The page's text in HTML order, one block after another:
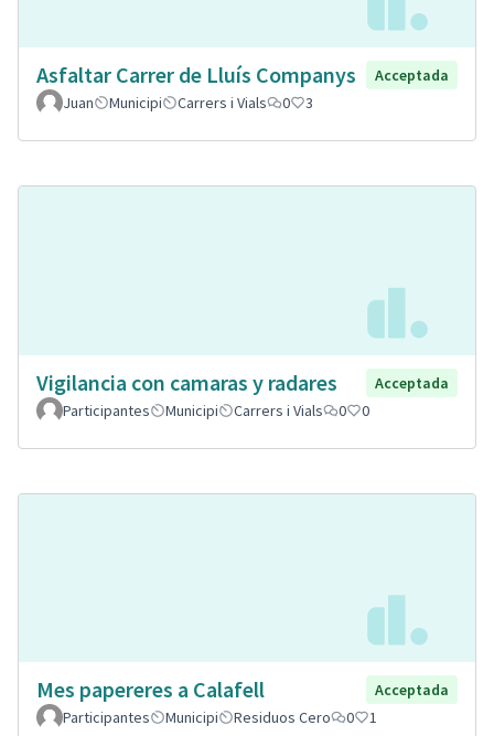
Asfaltar Carrer de Lluís Companys
Acceptada
Juan
Municipi Carrers i Vials 0 3
Vigilancia con camaras y radares
Acceptada
Participantes
Municipi Carrers i Vials 0 0
Mes papereres a Calafell
Acceptada
Participantes
Municipi Residuos Cero 0 1